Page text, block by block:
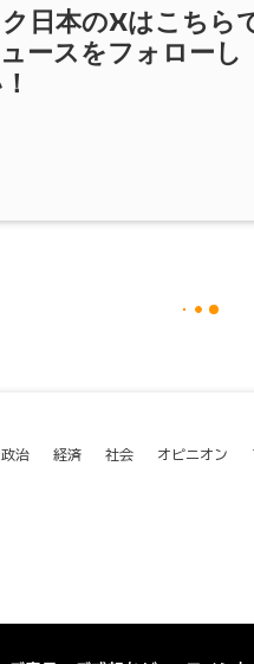
日本のXはこちら
ースをフォローし
政治 経済 社会 オピニオン